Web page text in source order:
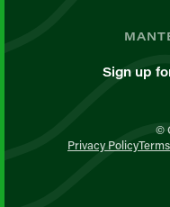
Sign up
©
Privacy Policy